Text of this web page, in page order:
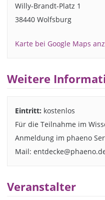
Willy-Brandt-Platz 1
38440 Wolfsburg
Karte bei Google Maps
Weitere
Eintritt: kostenlos
Für die Teilnahme im
Anmeldung im phaeno
Mail:
Veranstalter